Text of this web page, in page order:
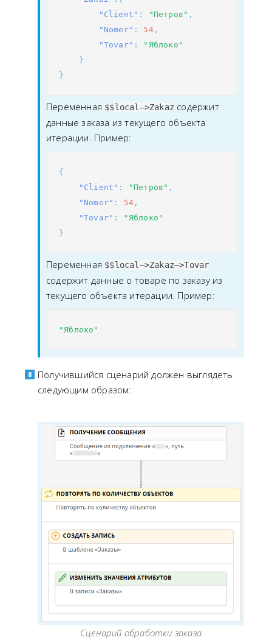
"Client" : "Петров" ,
"Nomer" : 54,
"Tovar" :
"Яблоко"
}
}
Переменная $$local—>Zakaz содержит
данные заказа из текущего объекта
итерации. Пример:
{
"Client" : "Петров" ,
"Nomer" : 54 ,
"Tovar" :
"Яблоко"
}
Переменная $$local—>Zakaz—>Tovar
содержит данные о товаре по заказу из
текущего объекта итерации. Пример:
"Яблоко"
Получившийся сценарий должен выглядеть
следующим образом:
Сценарий обработки заказа